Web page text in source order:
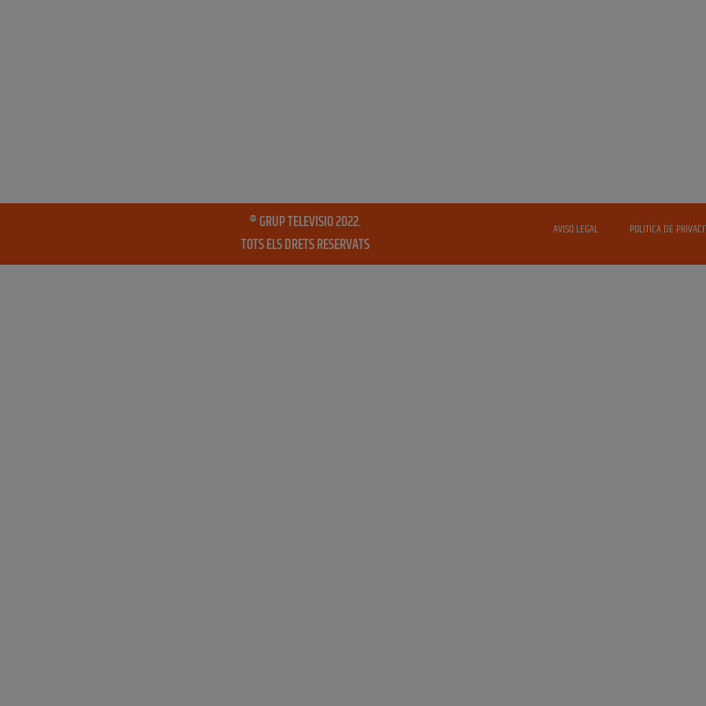
® GRUP TELEVISIO 2022.
TOTS ELS DRETS RESERVATS
AVISO LEGAL POLITICA DE